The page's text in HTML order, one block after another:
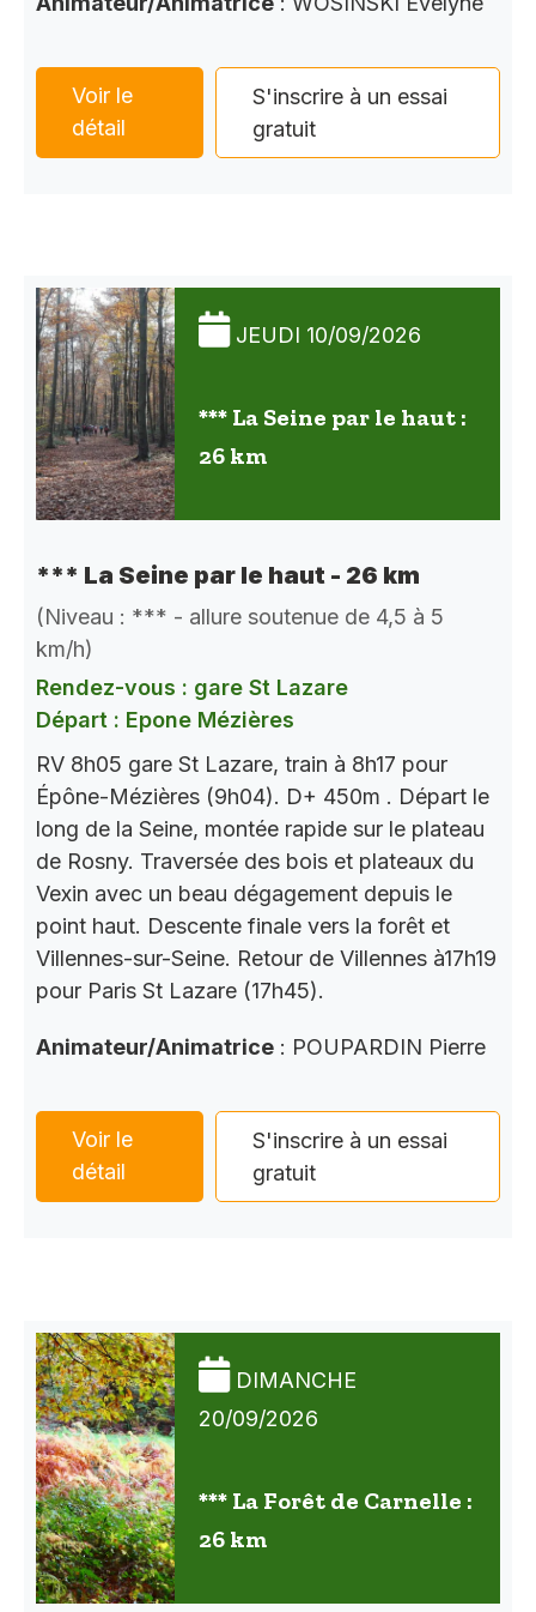
Voir le
détail
S'inscrire à un essai
gratuit
JEUDI 10/09/2026
*** La Seine par le haut :
26 km
*** La Seine par le haut - 26 km
(Niveau : *** - allure soutenue de 4,5 à 5
km/h)
Rendez-vous : gare St Lazare
Départ : Epone Mézières
RV 8h05 gare St Lazare, train à 8h17 pour
Épône-Mézières (9h04). D+ 450m . Départ le
long de la Seine, montée rapide sur le plateau
de Rosny. Traversée des bois et plateaux du
Vexin avec un beau dégagement depuis le
point haut. Descente finale vers la forêt et
Villennes-sur-Seine. Retour de Villennes à17h19
pour Paris St Lazare (17h45).
Animateur/Animatrice : POUPARDIN Pierre
Voir le
détail
S'inscrire à un essai
gratuit
DIMANCHE
20/09/2026
*** La Forêt de Carnelle :
26 km